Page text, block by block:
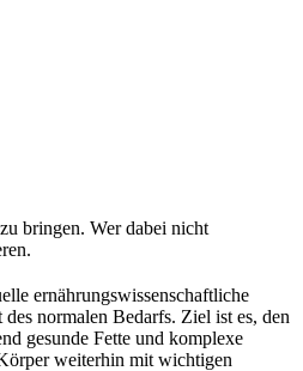
bringen. Wer dabei nicht
ernährungswissenschaftliche
normalen Bedarfs. Ziel ist es, den
gesunde Fette und komplexe
weiterhin mit wichtigen